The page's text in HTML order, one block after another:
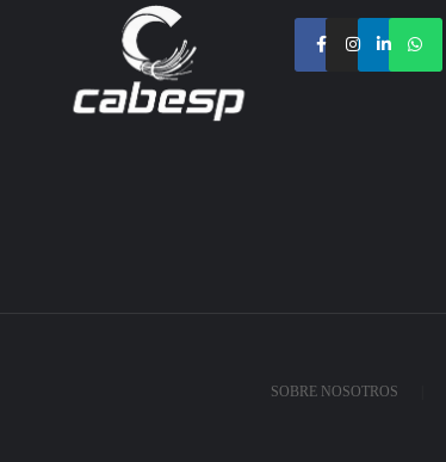
SOBRE NOSOTROS